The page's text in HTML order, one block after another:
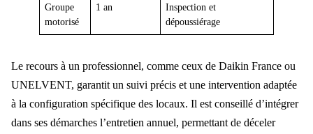
Groupe
motorisé
1 an
Inspection et
dépoussiérage
Le recours à un professionnel, comme ceux de Daikin France ou
UNELVENT, garantit un suivi précis et une intervention adaptée
à la configuration spécifique des locaux. Il est conseillé d’intégrer
dans ses démarches l’entretien annuel, permettant de déceler